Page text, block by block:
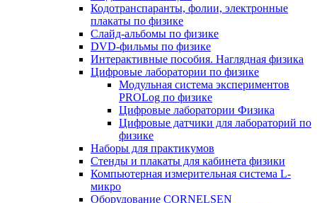
Кодотранспаранты, фолии, электронные
плакаты по физике
Слайд-альбомы по физике
DVD-фильмы по физике
Интерактивные пособия. Наглядная физика
Цифровые лаборатории по физике
Модульная система экспериментов
PROLog по физике
Цифровые лаборатории Физика
Цифровые датчики для лабораторий по
физике
Наборы для практикумов
Стенды и плакаты для кабинета физики
Компьютерная измерительная система L-
микро
Оборудование CORNELSEN